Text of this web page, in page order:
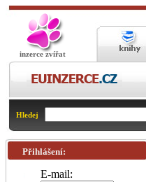
inzerce zvířat
Hledej
Přihlášení:
E-mail: